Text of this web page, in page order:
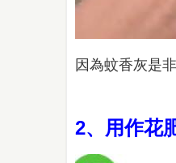
因為蚊香灰是
2、用作花